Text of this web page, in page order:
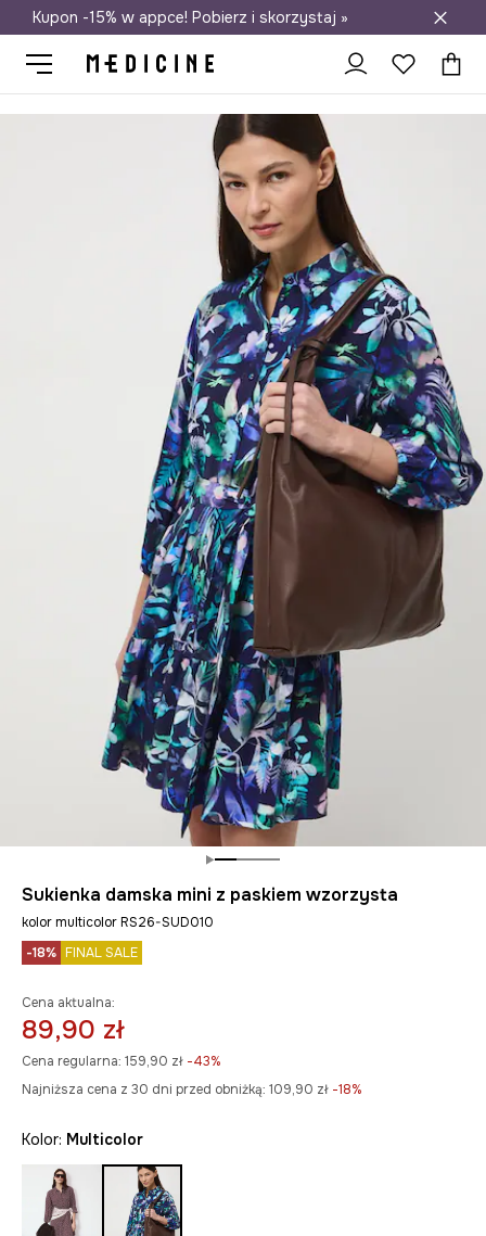
Darmowa dostawa do salonów
Kupon -15% w appce! Pobierz i skorzystaj »
Sukienka damska mini z paskiem wzorzysta
kolor multicolor RS26-SUD010
-18% FINAL SALE
Cena aktualna:
89,90 zł
Cena regularna: 159,90 zł -43%
Najniższa cena z 30 dni przed obniżką: 109,90 zł -18%
Kolor: multicolor